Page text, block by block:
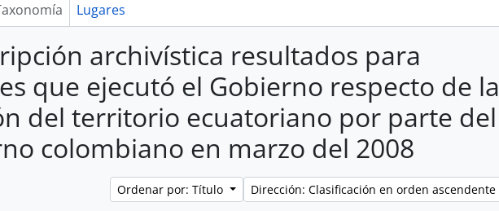
Lugares
archivística resultados para
que ejecutó el Gobierno respecto de la
del territorio ecuatoriano por parte del
colombiano en marzo del 2008
Ordenar por: Título Dirección: Clasificación en orden ascendente